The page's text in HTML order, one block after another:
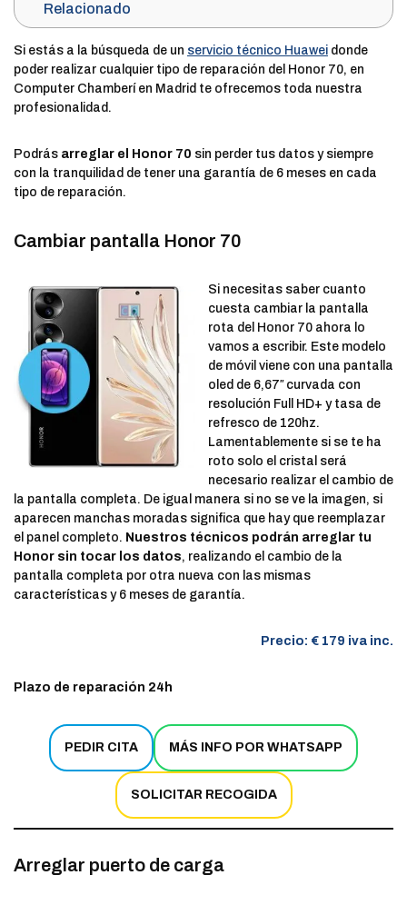
Relacionado
Si estás a la búsqueda de un servicio técnico Huawei donde
poder realizar cualquier tipo de reparación del Honor 70, en
Computer Chamberí en Madrid te ofrecemos toda nuestra
profesionalidad.
Podrás arreglar el Honor 70 sin perder tus datos y siempre
con la tranquilidad de tener una garantía de 6 meses en cada
tipo de reparación.
Cambiar pantalla Honor 70
Si necesitas saber cuanto
cuesta cambiar la pantalla
rota del Honor 70 ahora lo
vamos a escribir. Este modelo
de móvil viene con una pantalla
oled de 6,67″ curvada con
resolución Full HD+ y tasa de
refresco de 120hz.
Lamentablemente si se te ha
roto solo el cristal será
necesario realizar el cambio de
la pantalla completa. De igual manera si no se ve la imagen, si
aparecen manchas moradas significa que hay que reemplazar
el panel completo. Nuestros técnicos podrán arreglar tu
Honor sin tocar los datos, realizando el cambio de la
pantalla completa por otra nueva con las mismas
características y 6 meses de garantía.
Precio: € 179 iva inc.
Plazo de reparación 24h
PEDIR CITA MÁS INFO POR WHATSAPP
SOLICITAR RECOGIDA
Arreglar puerto de carga